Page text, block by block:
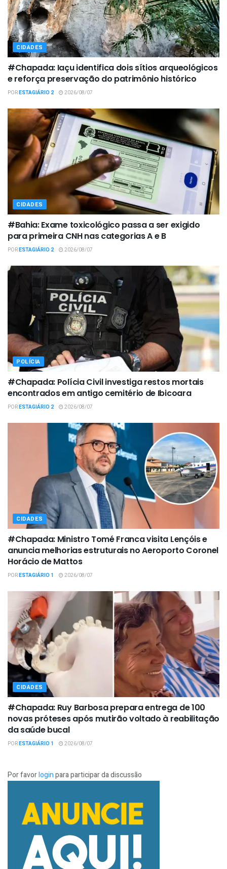
CIDADES
#Chapada: Iaçu identifica dois sítios arqueológicos
e reforça preservação do patrimônio histórico
PORESTAGIÁRIO 2 2026/08/07
CIDADES
#Bahia: Exame toxicológico passa a ser exigido
para primeira CNH nas categorias A e B
PORESTAGIÁRIO 2 2026/08/07
POLÍCIA
#Chapada: Polícia Civil investiga restos mortais
encontrados em antigo cemitério de Ibicoara
PORESTAGIÁRIO 2 2026/08/07
CIDADES
#Chapada: Ministro Tomé Franca visita Lençóis e
anuncia melhorias estruturais no Aeroporto Coronel
Horácio de Mattos
PORESTAGIÁRIO 1 2026/08/07
CIDADES
#Chapada: Ruy Barbosa prepara entrega de 100
novas próteses após mutirão voltado à reabilitação
da saúde bucal
PORESTAGIÁRIO 1 2026/08/07
Por favorloginpara participar da discussão